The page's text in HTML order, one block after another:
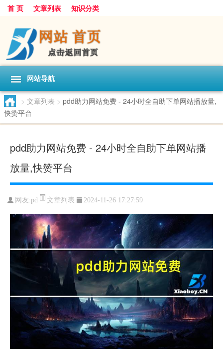
首 页 文章列表 知识分类
网站导航
> 文章列表 > pdd助力网站免费 - 24小时全自助下单网站播放量,
快赞平台
pdd助力网站免费 - 24小时全自助下单网站播
放量,快赞平台
网友:pd 文章列表 2024-11-26 17:27:59